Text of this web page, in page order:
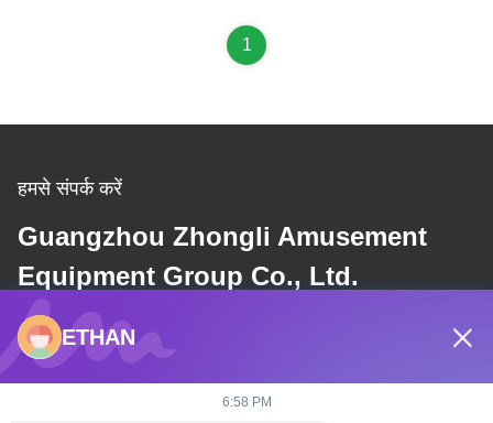
1
हमसे संपर्क करें
Guangzhou Zhongli Amusement
Equipment Group Co., Ltd.
ई-मेल
dannie@zhongliyoule.com
ETHAN
6:58 PM